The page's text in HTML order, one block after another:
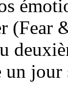
(Fear
un